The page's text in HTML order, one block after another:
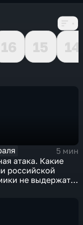
16 15
14
5 мин
атака. Какие
российской
не выдержат